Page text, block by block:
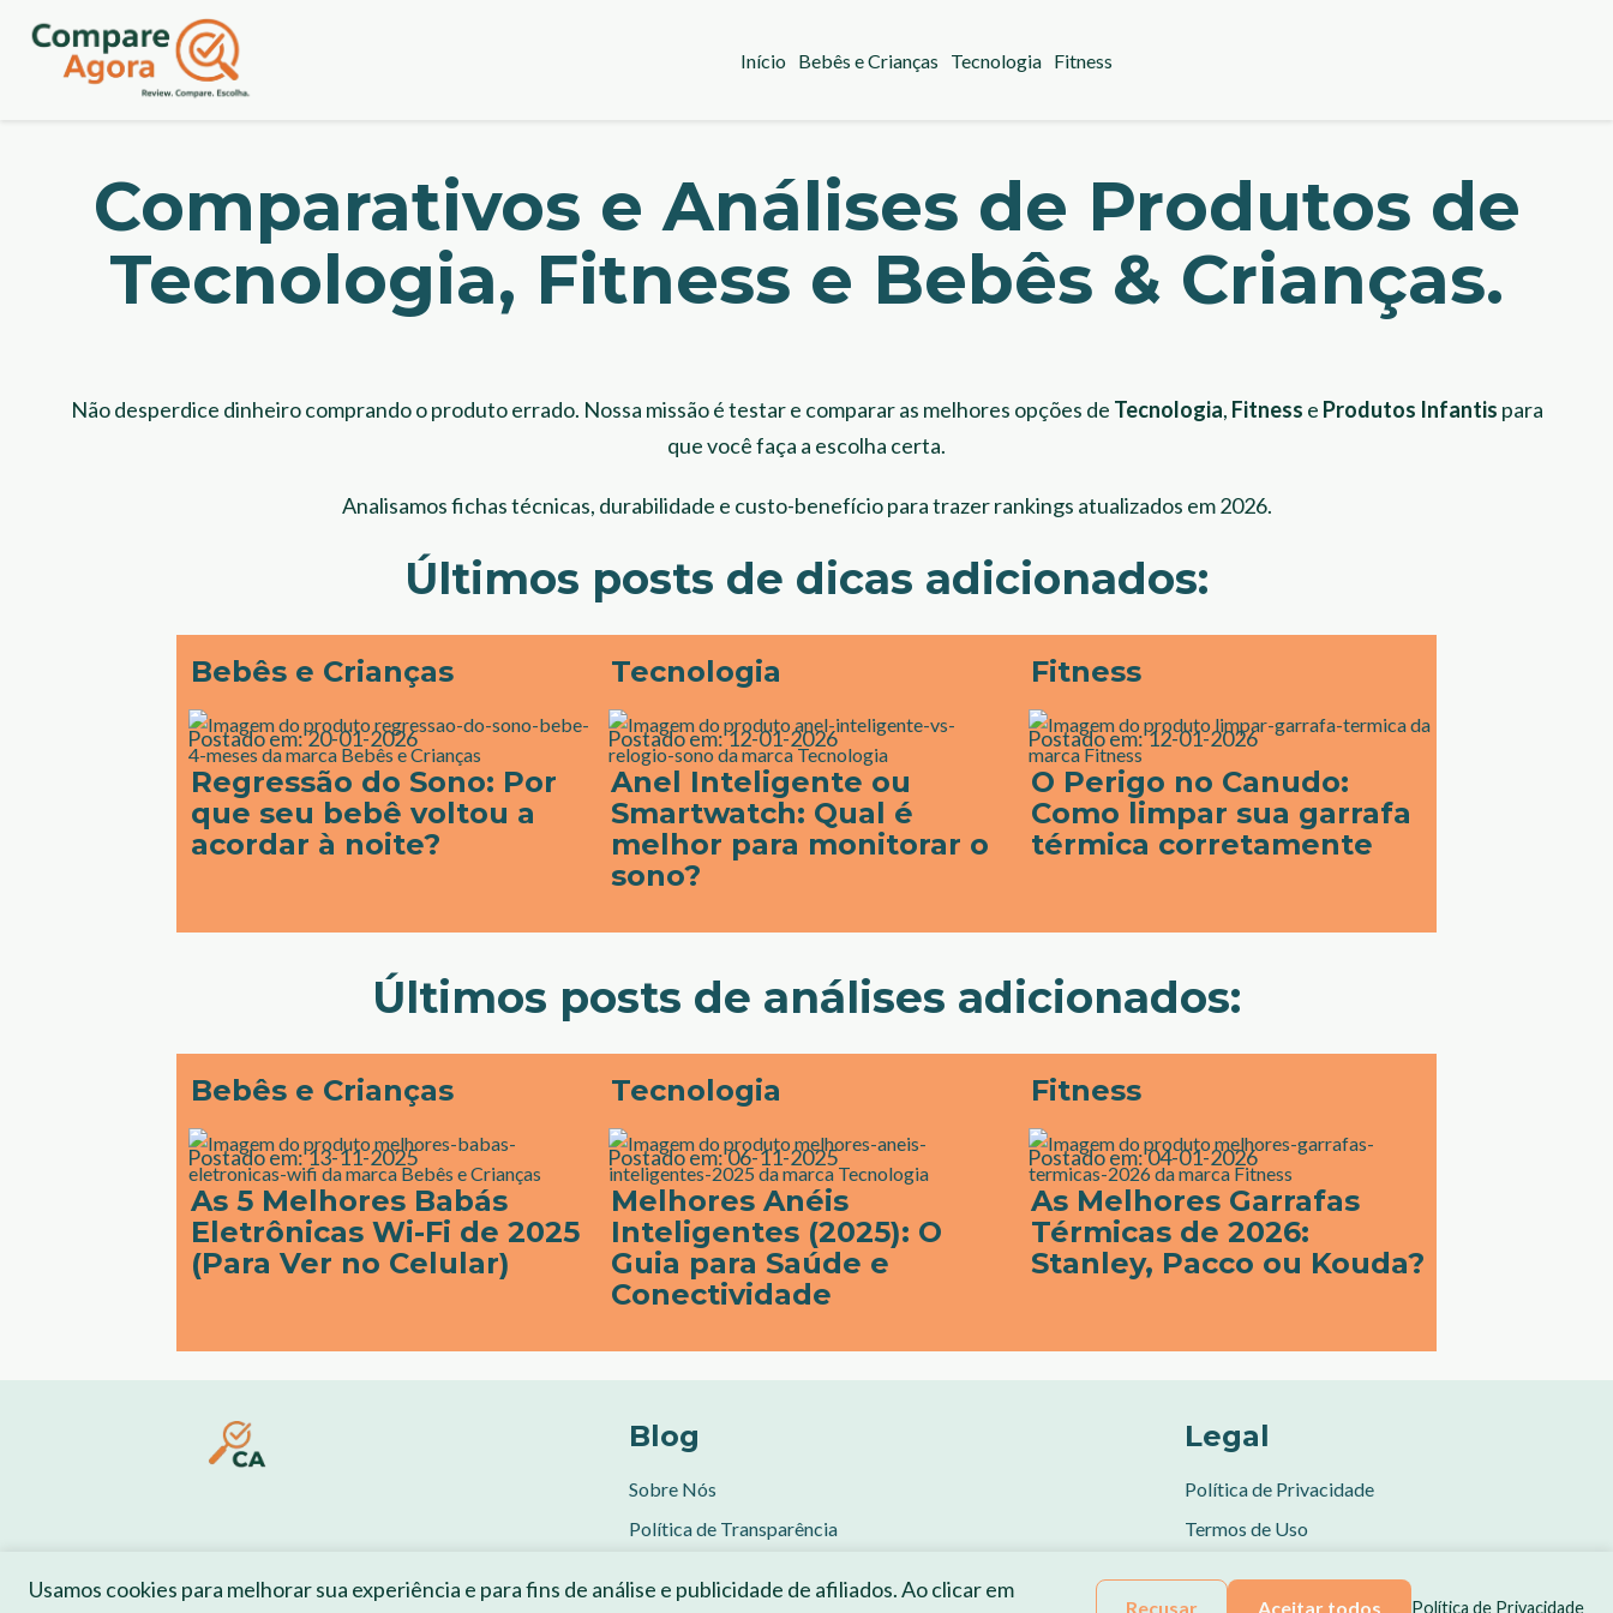
Início Bebês e Crianças Tecnologia Fitness
Comparativos e Análises de Produtos de
Tecnologia, Fitness e Bebês & Crianças.
Não desperdice dinheiro comprando o produto errado. Nossa missão é testar e comparar as melhores opções de Tecnologia, Fitness e Produtos Infantis para
que você faça a escolha certa.
Analisamos fichas técnicas, durabilidade e custo-benefício para trazer rankings atualizados em 2026.
Últimos posts de dicas adicionados:
Bebês e Crianças
Postado em:20-01-2026
Regressão do Sono: Por
que seu bebê voltou a
acordar à noite?
Tecnologia
Postado em:12-01-2026
Anel Inteligente ou
Smartwatch: Qual é
melhor para monitorar o
sono?
Fitness
Postado em:12-01-2026
O Perigo no Canudo:
Como limpar sua garrafa
térmica corretamente
Últimos posts de análises adicionados:
Bebês e Crianças
Postado em:13-11-2025
As 5 Melhores Babás
Eletrônicas Wi-Fi de 2025
(Para Ver no Celular)
Tecnologia
Postado em:06-11-2025
Melhores Anéis
Inteligentes (2025): O
Guia para Saúde e
Conectividade
Fitness
Postado em:04-01-2026
As Melhores Garrafas
Térmicas de 2026:
Stanley, Pacco ou Kouda?
Blog
Sobre Nós
Política de Transparência
Legal
Política de Privacidade
Termos de Uso
Usamos cookies para melhorar sua experiência e para fins de análise e publicidade de afiliados. Ao clicar em
Recusar Aceitar todos Política de Privacidade